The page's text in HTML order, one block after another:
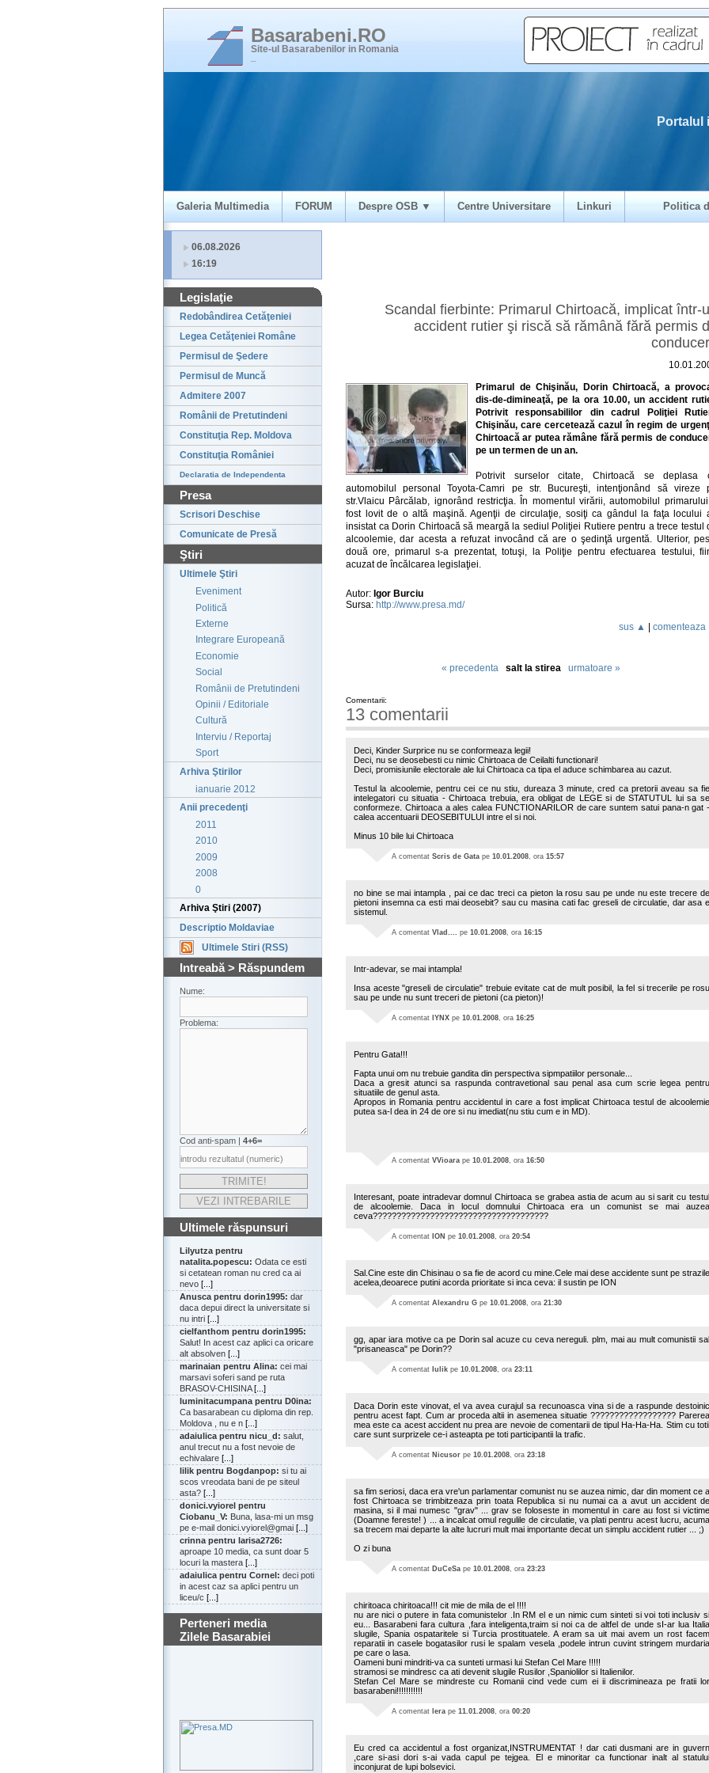
Basarabeni.RO
Site-ul Basarabenilor in Romania
Portalul
Galeria Multimedia FORUM Despre OSB ▼ Centre Universitare Linkuri Politica
06.08.2026
16:19
Legislaţie
Redobândirea Cetăţeniei
Legea Cetăţeniei Române
Permisul de Şedere
Permisul de Muncă
Admitere 2007
Românii de Pretutindeni
Constituţia Rep. Moldova
Constituţia României
Declaratia de Independenta
Presa
Scrisori Deschise
Comunicate de Presă
Ştiri
Ultimele Ştiri
Eveniment
Politică
Externe
Integrare Europeană
Economie
Social
Românii de Pretutindeni
Opinii / Editoriale
Cultură
Interviu / Reportaj
Sport
Arhiva Ştirilor
ianuarie 2012
Anii precedenţi
2011
2010
2009
2008
0
Arhiva Ştiri (2007)
Descriptio Moldaviae
Ultimele Stiri (RSS)
Intreabă > Răspundem
Nume:
Problema:
Cod anti-spam | 4+6=
Ultimele răspunsuri
Lilyutza pentru
natalita.popescu: Odata ce esti
si cetatean roman nu cred ca ai
nevo [...]
Anusca pentru dorin1995: dar
daca depui direct la universitate si
nu intri [...]
cielfanthom pentru dorin1995:
Salut! In acest caz aplici ca oricare
alt absolven [...]
marinaian pentru Alina: cei mai
marsavi soferi sand pe ruta
BRASOV-CHISINA[...]
luminitacumpana pentru D0ina:
Ca basarabean cu diploma din rep.
Moldova , nu e n [...]
adaiulica pentru nicu_d: salut,
anul trecut nu a fost nevoie de
echivalare [...]
lilik pentru Bogdanpop: si tu ai
scos vreodata bani de pe siteul
asta? [...]
donici.vyiorel pentru
Ciobanu_V: Buna, lasa-mi un msg
pe e-mail donici.vyiorel@gmai [...]
crinna pentru larisa2726:
aproape 10 media, ca sunt doar 5
locuri la mastera [...]
adaiulica pentru Cornel: deci poti
in acest caz sa aplici pentru un
liceu/c [...]
Perteneri media
Zilele Basarabiei
Scandal fierbinte: Primarul Chirtoacă, implicat într-
accident rutier şi riscă să rămână fără permis
Primarul de Chişinău, Dorin Chirtoacă, a
dis-de-dimineaţă, pe la ora 10.00, un accident
Potrivit responsabililor din cadrul Poliţiei
Chişinău, care cercetează cazul în regim de
Chirtoacă ar putea rămâne fără permis de
pe un termen de un an.
Potrivit surselor citate, Chirtoacă se deplasa
automobilul personal Toyota-Camri pe str. Bucureşti, intenţionând să vireze
str.Vlaicu Pârcălab, ignorând restricţia. În momentul virării, automobilul
fost lovit de o altă maşină. Agenţii de circulaţie, sosiţi ca gândul la faţa locului
insistat ca Dorin Chirtoacă să meargă la sediul Poliţiei Rutiere pentru a trece testul
alcoolemie, dar acesta a refuzat invocând că are o şedinţă urgentă. Ulterior,
două ore, primarul s-a prezentat, totuşi, la Poliţie pentru efectuarea testului,
acuzat de încălcarea legislaţiei.
Autor: Igor Burciu
Sursa: http://www.presa.md/
sus ▲
« precedenta salt la stirea urmatoare »
Comentarii:
13 comentarii
Deci, Kinder Surprice nu se conformeaza legii!
Deci, nu se deosebesti cu nimic Chirtoaca de Ceilalti functionari!
Deci, promisiunile electorale ale lui Chirtoaca ca tipa el aduce schimbarea au cazut.
Testul la alcoolemie, pentru cei ce nu stiu, dureaza 3 minute, cred ca pretorii aveau sa fie
intelegatori cu situatia - Chirtoaca trebuia, era obligat de LEGE si de STATUTUL lui sa se
conformeze. Chirtoaca a ales calea FUNCTIONARILOR de care suntem satui pana-n gat -
calea accentuarii DEOSEBITULUI intre el si noi.
Minus 10 bile lui Chirtoaca
A comentat Scris de Gata pe 10.01.2008, ora 15:57
no bine se mai intampla , pai ce dac treci ca pieton la rosu sau pe unde nu este trecere de
pietoni insemna ca esti mai deosebit? sau cu masina cati fac greseli de circulatie, dar asa e
sistemul.
A comentat Vlad.... pe 10.01.2008, ora 16:15
Intr-adevar, se mai intampla!
Insa aceste "greseli de circulatie" trebuie evitate cat de mult posibil, la fel si trecerile pe rosu
sau pe unde nu sunt treceri de pietoni (ca pieton)!
A comentat lYNX pe 10.01.2008, ora 16:25
Pentru Gata!!!
Fapta unui om nu trebuie gandita din perspectiva sipmpatiilor personale...
Daca a gresit atunci sa raspunda contravetional sau penal asa cum scrie legea pentru
situatiile de genul asta.
Apropos in Romania pentru accidentul in care a fost implicat Chirtoaca testul de alcoolemie
putea sa-l dea in 24 de ore si nu imediat(nu stiu cum e in MD).
A comentat VVioara pe 10.01.2008, ora 16:50
Interesant, poate intradevar domnul Chirtoaca se grabea astia de acum au si sarit cu testul
de alcoolemie. Daca in locul domnului Chirtoaca era un comunist se mai auzea
ceva?????????????????????????????????????
A comentat ION pe 10.01.2008, ora 20:54
Sal.Cine este din Chisinau o sa fie de acord cu mine.Cele mai dese accidente sunt pe strazile
acelea,deoarece putini acorda prioritate si inca ceva: il sustin pe ION
A comentat Alexandru G pe 10.01.2008, ora 21:30
gg, apar iara motive ca pe Dorin sal acuze cu ceva nereguli. plm, mai au mult comunistii sal
"prisaneasca" pe Dorin??
A comentat Iulik pe 10.01.2008, ora 23:11
Daca Dorin este vinovat, el va avea curajul sa recunoasca vina si de a raspunde destoinic
pentru acest fapt. Cum ar proceda altii in asemenea situatie ?????????????????? Parerea
mea este ca acest accident nu prea are nevoie de comentarii de tipul Ha-Ha-Ha. Stim cu totii
care sunt surprizele ce-i asteapta pe toti participantii la trafic.
A comentat Nicusor pe 10.01.2008, ora 23:18
sa fim seriosi, daca era vre'un parlamentar comunist nu se auzea nimic, dar din moment ce a
fost Chirtoaca se trimbitzeaza prin toata Republica si nu numai ca a avut un accident de
masina, si il mai numesc "grav" ... grav se foloseste in momentul in care au fost si victime
(Doamne fereste! ) ... a incalcat omul regulile de circulatie, va plati pentru acest lucru, acuma
sa trecem mai departe la alte lucruri mult mai importante decat un simplu accident rutier ... ;)
O zi buna
A comentat DuCeSa pe 10.01.2008, ora 23:23
chiritoaca chiritoaca!!! cit mie de mila de el !!!!
nu are nici o putere in fata comunistelor .In RM el e un nimic cum sinteti si voi toti inclusiv si
eu... Basarabeni fara cultura ,fara inteligenta,traim si noi ca de altfel de unde sI-ar lua Italia
slugile, Spania ospataritele si Turcia prostituatele. A eram sa uit mai avem un rost facem
reparatii in casele bogatasilor rusi le spalam vesela ,podele intrun cuvint stringem murdaria
pe care o lasa.
Oameni buni mindriti-va ca sunteti urmasi lui Stefan Cel Mare !!!!!
stramosi se mindresc ca ati devenit slugile Rusilor ,Spaniolilor si Italienilor.
Stefan Cel Mare se mindreste cu Romanii cind vede cum ei ii discrimineaza pe fratii lor
basarabeni!!!!!!!!!!!
A comentat lera pe 11.01.2008, ora 00:20
Eu cred ca accidentul a fost organizat,INSTRUMENTAT ! dar cati dusmani are in guvern
,care si-asi dori s-ai vada capul pe tejgea. El e minoritar ca functionar inalt al statului
inconjurat de lupi bolsevici.